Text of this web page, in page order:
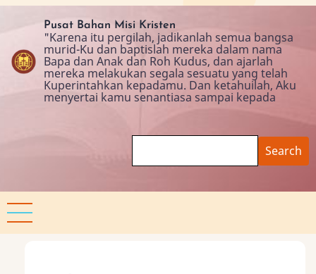
Skip
content
Pusat Bahan Misi Kristen
"Karena itu pergilah, jadikanlah semua bangsa
murid-Ku dan baptislah mereka dalam nama
Bapa dan Anak dan Roh Kudus, dan ajarlah
mereka melakukan segala sesuatu yang telah
Kuperintahkan kepadamu. Dan ketahuilah, Aku
menyertai kamu senantiasa sampai kepada